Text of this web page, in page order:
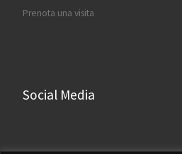
Prenota una visita
Social Media